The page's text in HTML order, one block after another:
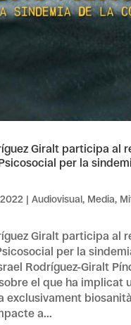
Giralt participa al
per la
| Audiovisual, Media,
Giralt participa al
per la
Rodríguez-Giralt
el que ha implicat
exclusivament
a...